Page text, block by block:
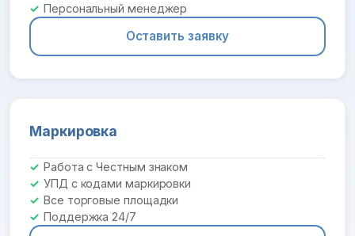
Персональный менеджер
Оставить заявку
Маркировка
Работа с Честным знаком
УПД с кодами маркировки
Все торговые площадки
Поддержка 24/7